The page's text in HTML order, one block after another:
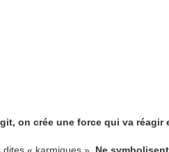
on crée une force qui va réagir